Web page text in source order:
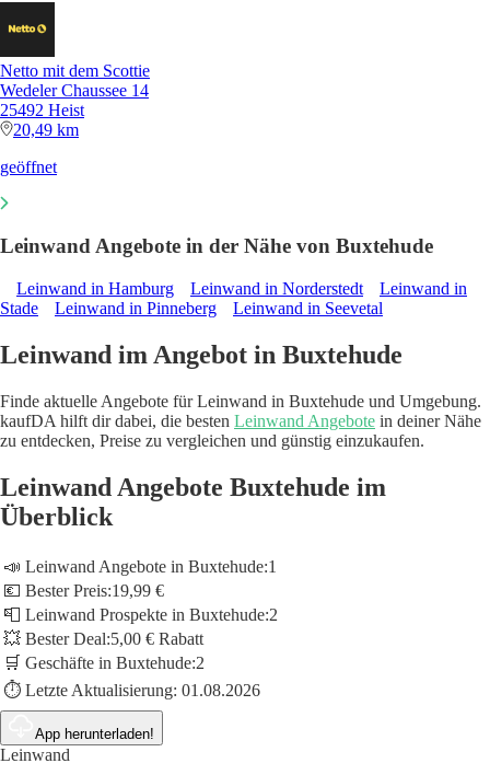
Netto mit dem Scottie
Wedeler Chaussee 14
25492 Heist
20,49 km
geöffnet
Leinwand Angebote in der Nähe von Buxtehude
Leinwand in Hamburg Leinwand in Norderstedt
Leinwand in
Stade
Leinwand in Pinneberg Leinwand in Seevetal
Leinwand im Angebot in Buxtehude
Finde aktuelle Angebote für Leinwand in Buxtehude und Umgebung.
kaufDA hilft dir dabei, die besten Leinwand Angebote in deiner Nähe
zu entdecken, Preise zu vergleichen und günstig einzukaufen.
Leinwand Angebote Buxtehude im
Überblick
📣 Leinwand Angebote in Buxtehude:1
💶 Bester Preis:19,99 €
📮 Leinwand Prospekte in Buxtehude:2
💥 Bester Deal:5,00 € Rabatt
🛒 Geschäfte in Buxtehude:2
⏱️ Letzte Aktualisierung: 01.08.2026
App herunterladen!
Leinwand